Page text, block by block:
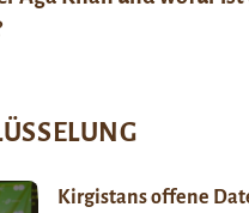
Kirgistans offene